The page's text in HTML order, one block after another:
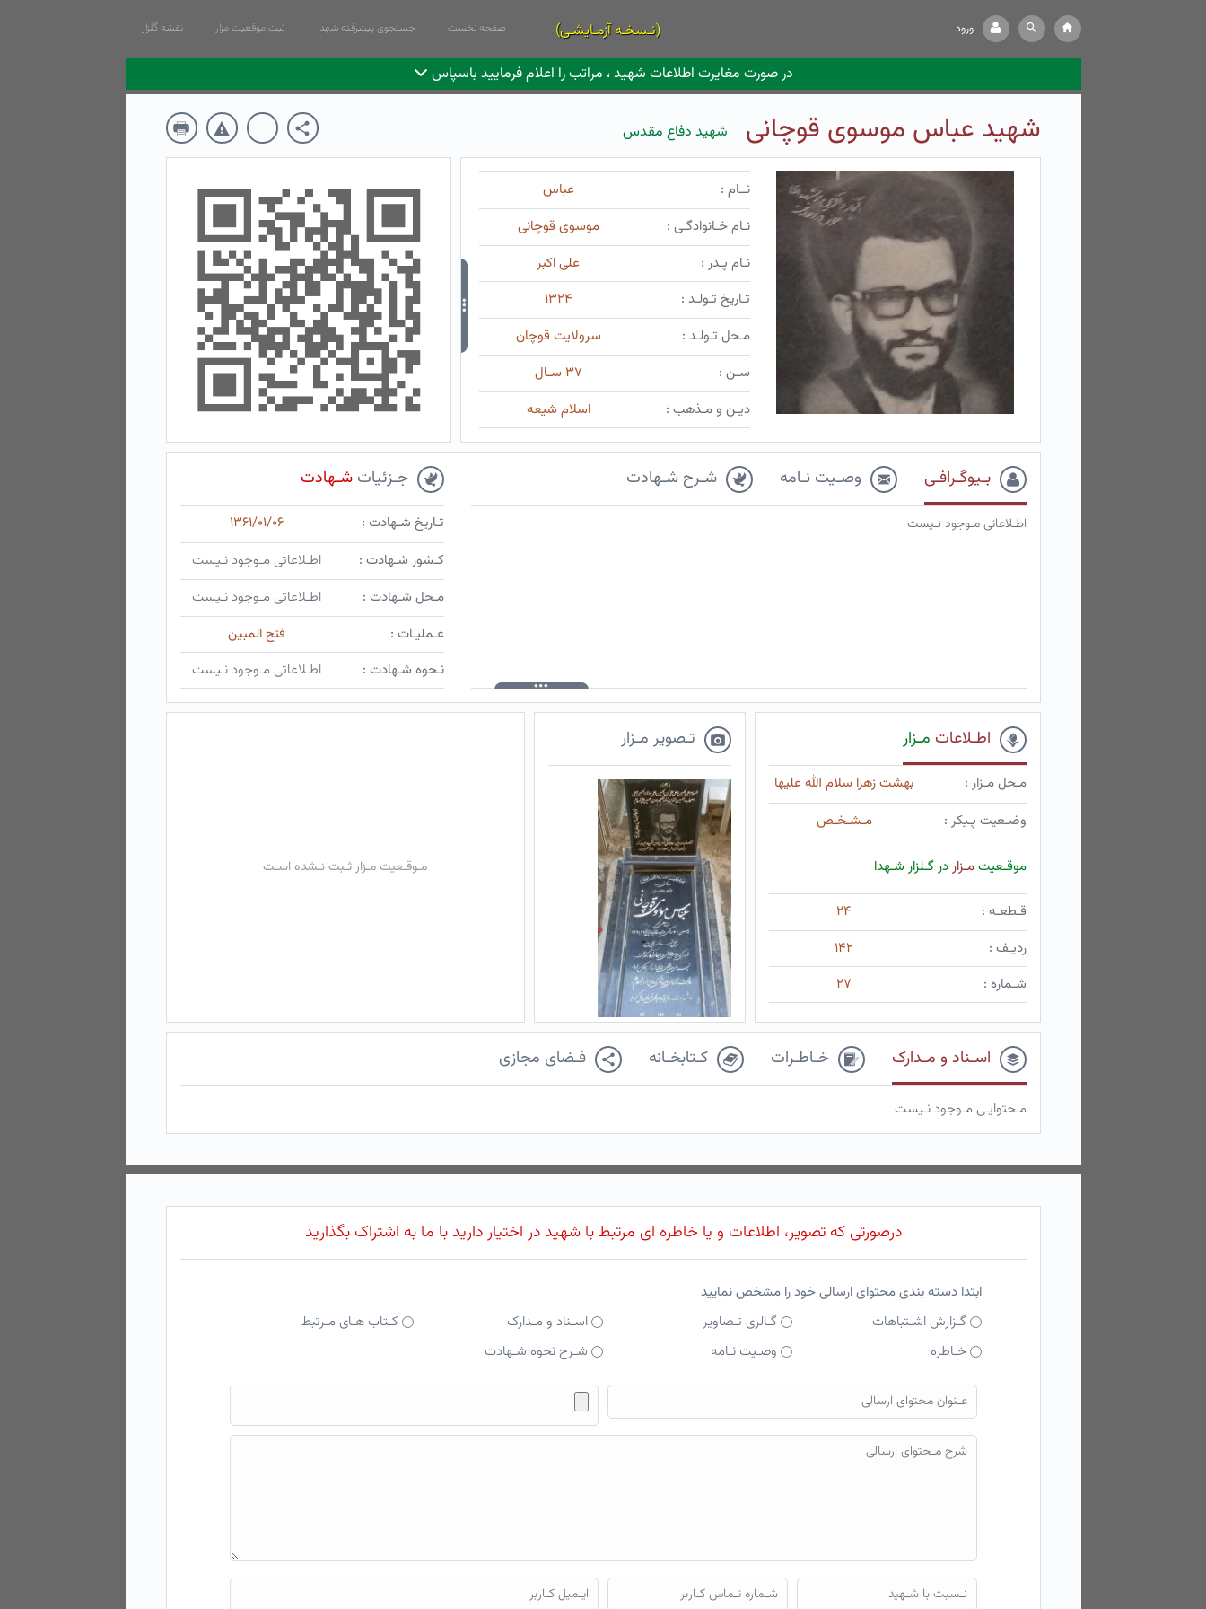
ورود (نـسخـه آزمـایشـی) صفحه نخست جستجوی پیشرفته شهدا ثبت موقعیت مزار نقشه گلزار
در صورت مغایرت اطلاعات شهید ، مراتب را اعلام فرمایید باسپاس
شهید عباس موسوی قوچانی شهید دفاع مقدس
نــام :
عباس
نـام خـانوادگـی :
موسوی قوچانی
نـام پـدر :
علی اکبر
تـاریخ تـولـد :
۱۳۲۴
مـحل تـولـد :
سرولایت قوچان
سـن :
۳۷ سـال
دیـن و مـذهب :
اسلام شیعه
بـیوگـرافـی وصـیت نـامه شـرح شـهادت
اطـلاعاتی مـوجود نـیست
جـزئیاتشـهادت
تـاریخ شـهادت :
۱۳۶۱/۰۱/۰۶
کـشور شـهادت :
اطـلاعاتی مـوجود نـیست
مـحل شـهادت :
اطـلاعاتی مـوجود نـیست
عـملیـات :
فتح المبین
نـحوه شـهادت :
اطـلاعاتی مـوجود نـیست
اطـلاعات مـزار
مـحل مـزار :
بهشت زهرا سلام الله علیها
وضـعیت پـیکر :
مـشـخـص
موقـعیتمـزاردر گـلزار شـهدا
قـطعـه :
۲۴
ردیـف :
۱۴۲
شـماره :
۲۷
تـصویر مـزار
مـوقـعیت مـزار ثـبت نـشده اسـت
اسـناد و مـدارک خـاطـرات کـتابخـانه فـضای مجازی
مـحتوایـی مـوجود نـیست
درصورتی که تصویر، اطلاعات و یا خاطره ای مرتبط با شهید در اختیار دارید با ما به اشتراک بگذارید
ابتدا دسته بندی محتوای ارسالی خود را مشخص نمایید
گـزارش اشـتباهات
گـالری تـصاویر اسـناد و مـدارک
کـتاب هـای مـرتبط
خـاطره
وصـیت نـامه شـرح نحوه شـهادت
فایل محتوای ارسالی